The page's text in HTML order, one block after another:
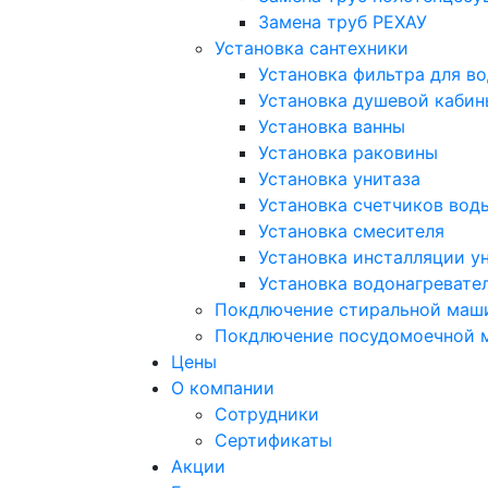
Замена труб РЕХАУ
Установка сантехники
Установка фильтра для
Установка душевой
Установка ванны
Установка раковины
Установка унитаза
Установка счетчиков
Установка смесителя
Установка инсталляции
Установка
Покдлючение стиральной
Покдлючение посудомоечной
Цены
О компании
Сотрудники
Сертификаты
Акции